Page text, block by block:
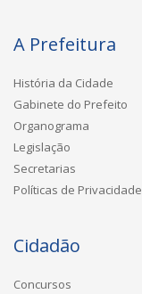
A Prefeitura
História da Cidade
Gabinete do Prefeito
Organograma
Legislação
Secretarias
Políticas de Privacidade
Cidadão
Concursos